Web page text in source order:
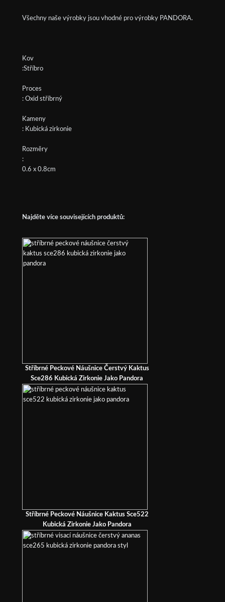
Všechny naše výrobky jsou vhodné pro výrobky PANDORA.
Kov
:Stříbro
Proces
: Oxid stříbrný
Kameny
: Kubická zirkonie
Rozměry
:
0.6 x 0.8cm
Najděte více souvisejících produktů:
Stříbrné Peckové Náušnice Čerstvý Kaktus
Sce286 Kubická Zirkonie Jako Pandora
Stříbrné Peckové Náušnice Kaktus Sce522
Kubická Zirkonie Jako Pandora